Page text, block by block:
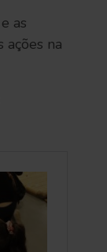
as
ações na